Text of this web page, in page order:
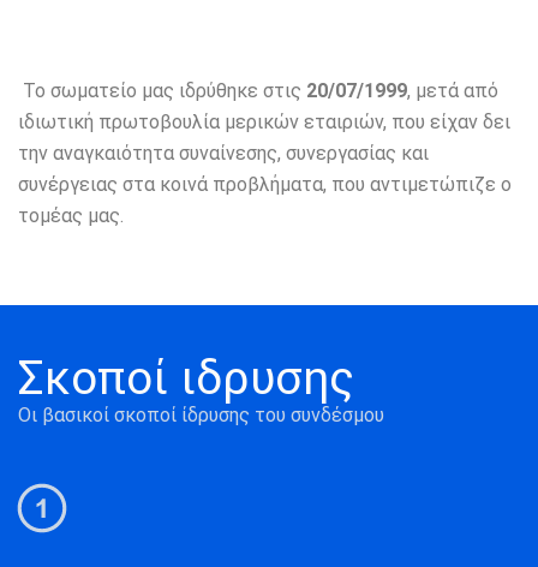
Το σωματείο μας ιδρύθηκε στις 20/07/1999, μετά από
ιδιωτική πρωτοβουλία μερικών εταιριών, που είχαν δει
την αναγκαιότητα συναίνεσης, συνεργασίας και
συνέργειας στα κοινά προβλήματα, που αντιμετώπιζε ο
τομέας μας.
Σκοποί ιδρυσης
Οι βασικοί σκοποί ίδρυσης του συνδέσμου